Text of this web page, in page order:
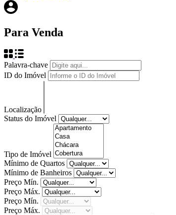
Para Venda
Palavra-chave
ID do Imóvel
Localização
Status do Imóvel
Tipo de Imóvel
Mínimo de Quartos
Mínimo de Banheiros
Preço Mín.
Preço Máx.
Preço Mín.
Preço Máx.